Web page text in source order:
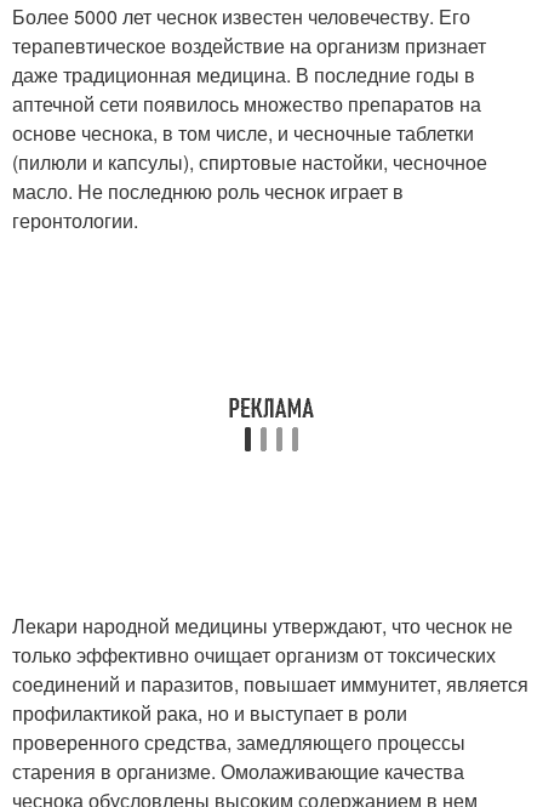
Более 5000 лет чеснок известен человечеству. Его
терапевтическое воздействие на организм признает
даже традиционная медицина. В последние годы в
аптечной сети появилось множество препаратов на
основе чеснока, в том числе, и чесночные таблетки
(пилюли и капсулы), спиртовые настойки, чесночное
масло. Не последнюю роль чеснок играет в
геронтологии.
Лекари народной медицины утверждают, что чеснок не
только эффективно очищает организм от токсических
соединений и паразитов, повышает иммунитет, является
профилактикой рака, но и выступает в роли
проверенного средства, замедляющего процессы
старения в организме. Омолаживающие качества
чеснока обусловлены высоким содержанием в нем